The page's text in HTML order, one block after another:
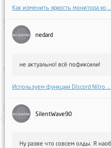
Как изменить яркость монитора ко ...
nedard
не актуально! всё пофиксили!
Используем функции Discord Nitro ...
SilentWave90
Ну разве что совсем олды. Я